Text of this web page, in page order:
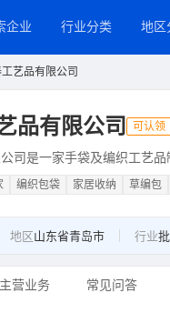
企业 行业分类 地区
艺品有限公司
品有限公司 可认领
司是一家手袋及编织工艺品
编织包袋 家居收纳 草编包
地区山东省青岛市 行业
主营业务 常见问答